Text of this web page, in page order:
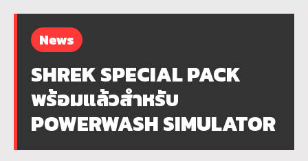
News
SHREK SPECIAL PACK
พร้อมแล้วสำหรับ
POWERWASH SIMULATOR